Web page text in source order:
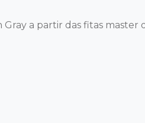
a partir das fitas master